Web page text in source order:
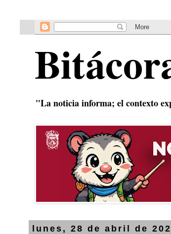
"La noticia informa; el contexto
lunes, 28 de abril de